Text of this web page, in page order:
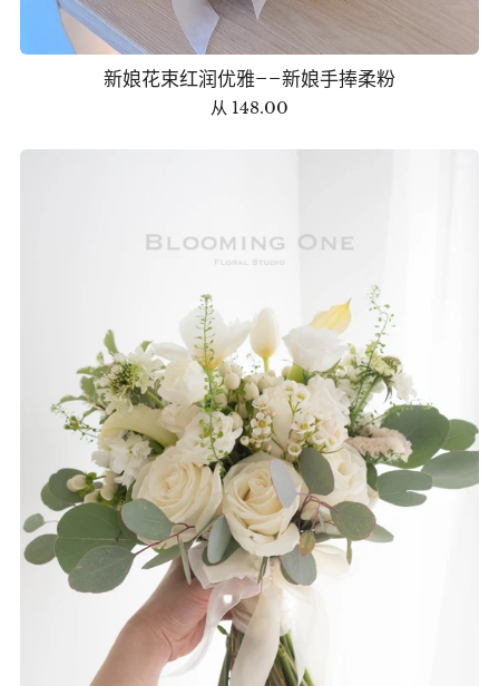
新娘花束红润优雅——新娘手捧柔粉
从 148.00